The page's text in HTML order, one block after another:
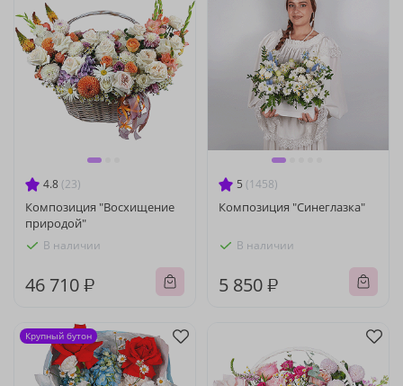
4.8 (23)
Композиция "Восхищение
природой"
В наличии
46 710 ₽
5 (1458)
Композиция "Синеглазка"
В наличии
5 850 ₽
Крупный бутон